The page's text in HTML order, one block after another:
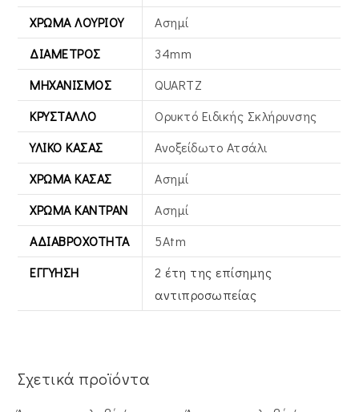
ΧΡΏΜΑ ΛΟΥΡΙΟΎ
Ασημί
ΔΙΆΜΕΤΡΟΣ
34mm
ΜΗΧΑΝΙΣΜΌΣ
QUARTZ
ΚΡΎΣΤΑΛΛΟ
Ορυκτό Ειδικής Σκλήρυνσης
ΥΛΙΚΌ ΚΆΣΑΣ
Ανοξείδωτο Ατσάλι
ΧΡΏΜΑ ΚΆΣΑΣ
Ασημί
ΧΡΏΜΑ ΚΑΝΤΡΆΝ
Ασημί
ΑΔΙΑΒΡΟΧΌΤΗΤΑ
5Atm
ΕΓΓΎΗΣΗ
2 έτη της επίσημης
αντιπροσωπείας
Σχετικά προϊόντα